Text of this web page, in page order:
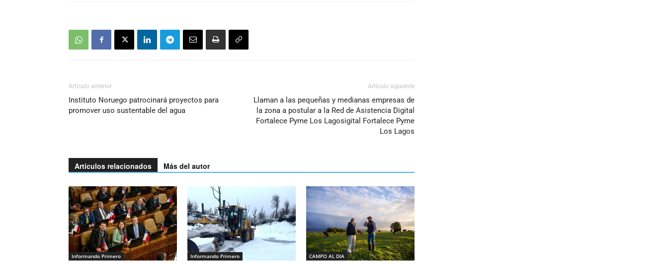
Artículo anterior
Instituto Noruego patrocinará proyectos para
promover uso sustentable del agua
Artículo siguiente
Llaman a las pequeñas y medianas empresas de
la zona a postular a la Red de Asistencia Digital
Fortalece Pyme Los Lagosigital Fortalece Pyme
Los Lagos
Artículos relacionados Más del autor
Informando Primero Informando Primero CAMPO AL DIA